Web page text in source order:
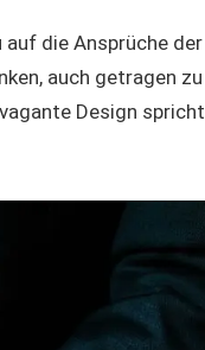
die Ansprüche der
auch getragen zu
Design spricht